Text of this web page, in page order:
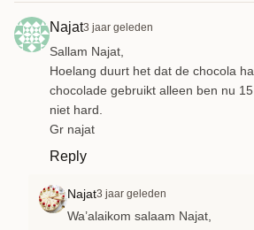
Najat3 jaar geleden
Sallam Najat,
Hoelang duurt het dat de chocola
chocolade gebruikt alleen ben nu
niet hard.
Gr najat
Reply
Najat3 jaar geleden
Wa’alaikom salaam Najat,